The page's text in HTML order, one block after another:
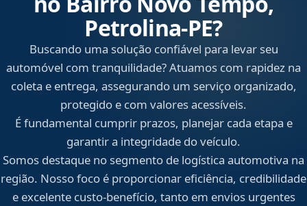
Petrolina‑PE?
Buscando uma solução confiável para levar seu
automóvel com tranquilidade? Atuamos com rapidez na
coleta e entrega, assegurando um serviço organizado,
protegido e com valores acessíveis.
É fundamental cumprir prazos, planejar cada etapa e
garantir a integridade do veículo.
Somos destaque no segmento de logística automotiva na
região. Nosso foco é proporcionar eficiência, credibilidade
e excelente custo-benefício, tanto em envios urgentes